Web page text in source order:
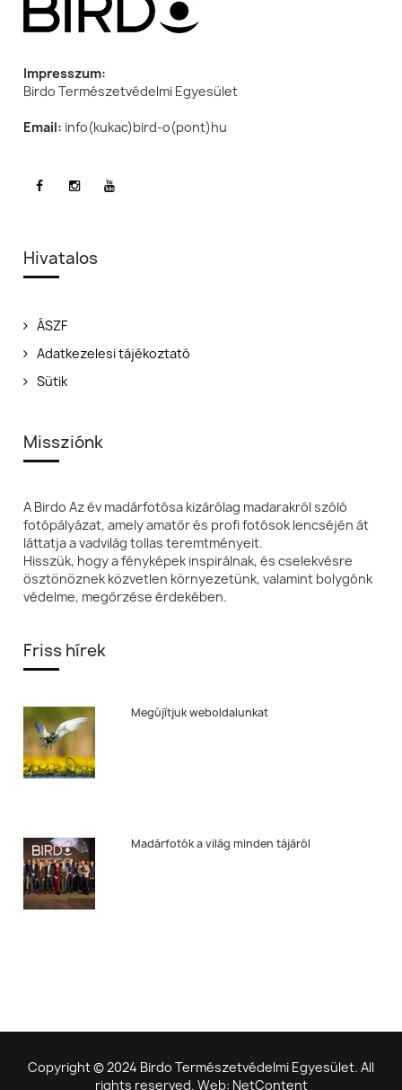
Impresszum:
Birdo Természetvédelmi Egyesület
Email: info(kukac)bird-o(pont)hu
Hivatalos
ÁSZF
Adatkezelesi tájékoztató
Sütik
Missziónk
A Birdo Az év madárfotósa kizárólag madarakról szóló
fotópályázat, amely amatőr és profi fotósok lencséjén át
láttatja a vadvilág tollas teremtményeit.
Hisszük, hogy a fényképek inspirálnak, és cselekvésre
ösztönöznek közvetlen környezetünk, valamint bolygónk
védelme, megőrzése érdekében.
Friss hírek
Megújítjuk weboldalunkat
Madárfotók a világ minden tájáról
Copyright © 2024 Birdo Természetvédelmi Egyesület. All
rights reserved. Web: NetContent